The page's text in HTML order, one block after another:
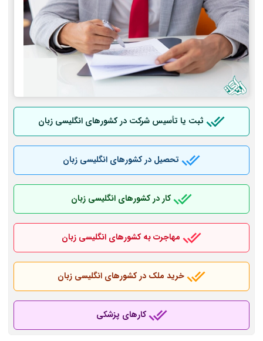
ثبت یا تأسیس شرکت در کشورهای انگلیسی زبان
تحصیل در کشورهای انگلیسی زبان
کار در کشورهای انگلیسی زبان
مهاجرت به کشورهای انگلیسی زبان
خرید ملک در کشورهای انگلیسی زبان
کارهای پزشکی